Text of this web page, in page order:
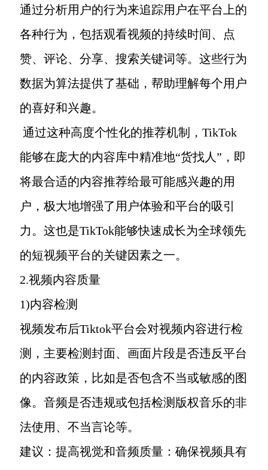
通过分析用户的行为来追踪用户在平台上的
各种行为，包括观看视频的持续时间、点
赞、评论、分享、搜索关键词等。这些行为
数据为算法提供了基础，帮助理解每个用户
的喜好和兴趣。
通过这种高度个性化的推荐机制，TikTok
能够在庞大的内容库中精准地“货找人”，即
将最合适的内容推荐给最可能感兴趣的用
户，极大地增强了用户体验和平台的吸引
力。这也是TikTok能够快速成长为全球领先
的短视频平台的关键因素之一。
2.视频内容质量
1)内容检测
视频发布后Tiktok平台会对视频内容进行检
测，主要检测封面、画面片段是否违反平台
的内容政策，比如是否包含不当或敏感的图
像。音频是否违规或包括检测版权音乐的非
法使用、不当言论等。
建议：提高视觉和音频质量：确保视频具有